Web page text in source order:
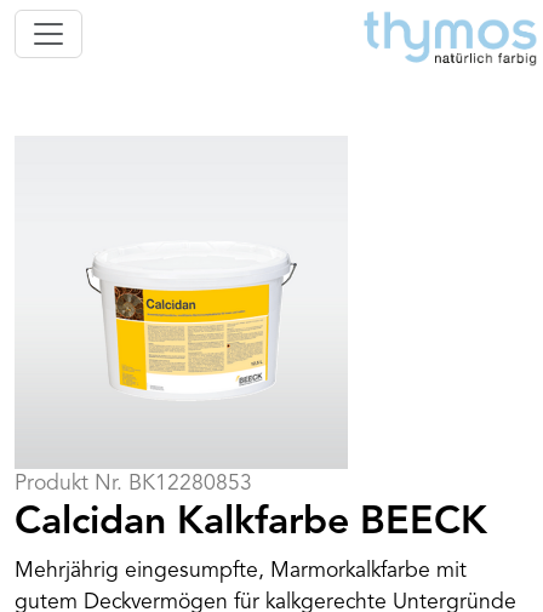
Produkt Nr. BK12280853
Calcidan Kalkfarbe BEECK
Mehrjährig eingesumpfte, Marmorkalkfarbe mit
gutem Deckvermögen für kalkgerechte Untergründe